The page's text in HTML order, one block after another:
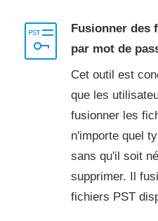
Fusionner des
par mot de
Cet outil est
que les
fusionner les
n'importe quel
sans qu'il soit
supprimer. Il
fichiers PST